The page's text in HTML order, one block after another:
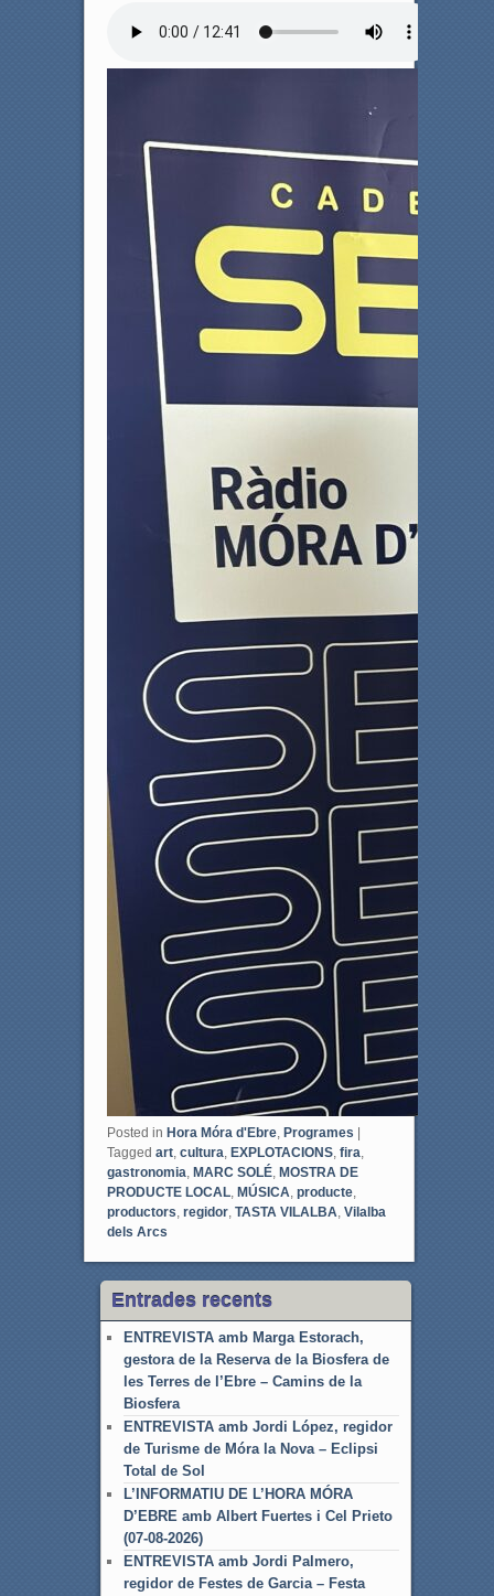
Posted in Hora Móra d'Ebre, Programes |
Tagged art, cultura EXPLOTACIONS, fira
gastronomia MARC SOLÉ, MOSTRA DE
PRODUCTE LOCAL, MÚSICA producte,
productors regidor, TASTA VILALBA Vilalba
dels Arcs
Entrades recents
ENTREVISTA amb Marga Estorach,
gestora de la Reserva de la Biosfera de
les Terres de l’Ebre – Camins de la
Biosfera
ENTREVISTA amb Jordi López, regidor
de Turisme de Móra la Nova – Eclipsi
Total de Sol
L’INFORMATIU DE L’HORA MÓRA
D’EBRE amb Albert Fuertes i Cel Prieto
(07-08-2026)
ENTREVISTA amb Jordi Palmero,
regidor de Festes de Garcia – Festa